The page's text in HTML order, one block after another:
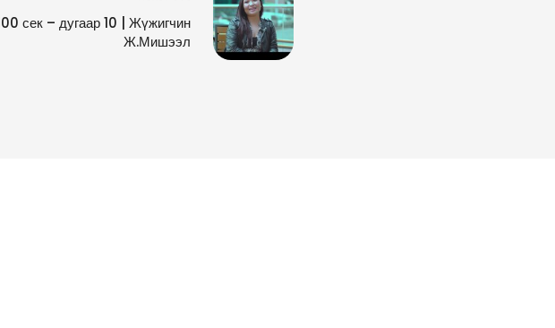
сек – дугаар 10 | Жүжигчин
Ж.Мишээл